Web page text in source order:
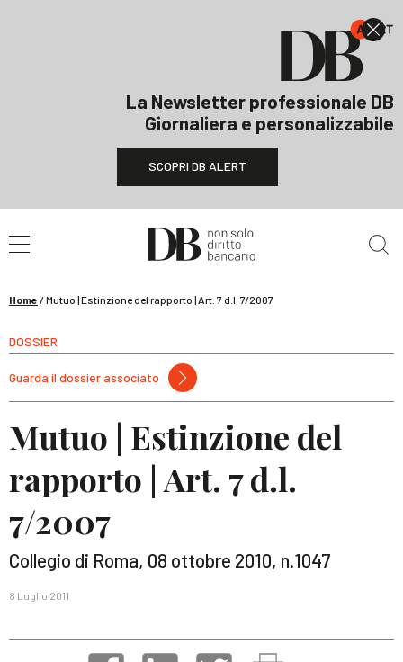
La Newsletter professionale DB
Giornaliera e personalizzabile
SCOPRI DB ALERT
Home /Mutuo | Estinzione del rapporto | Art. 7 d.l. 7/2007
DOSSIER
Guarda il dossier associato
Mutuo | Estinzione del
rapporto | Art. 7 d.l.
7/2007
Collegio di Roma, 08 ottobre 2010, n.1047
8 Luglio 2011